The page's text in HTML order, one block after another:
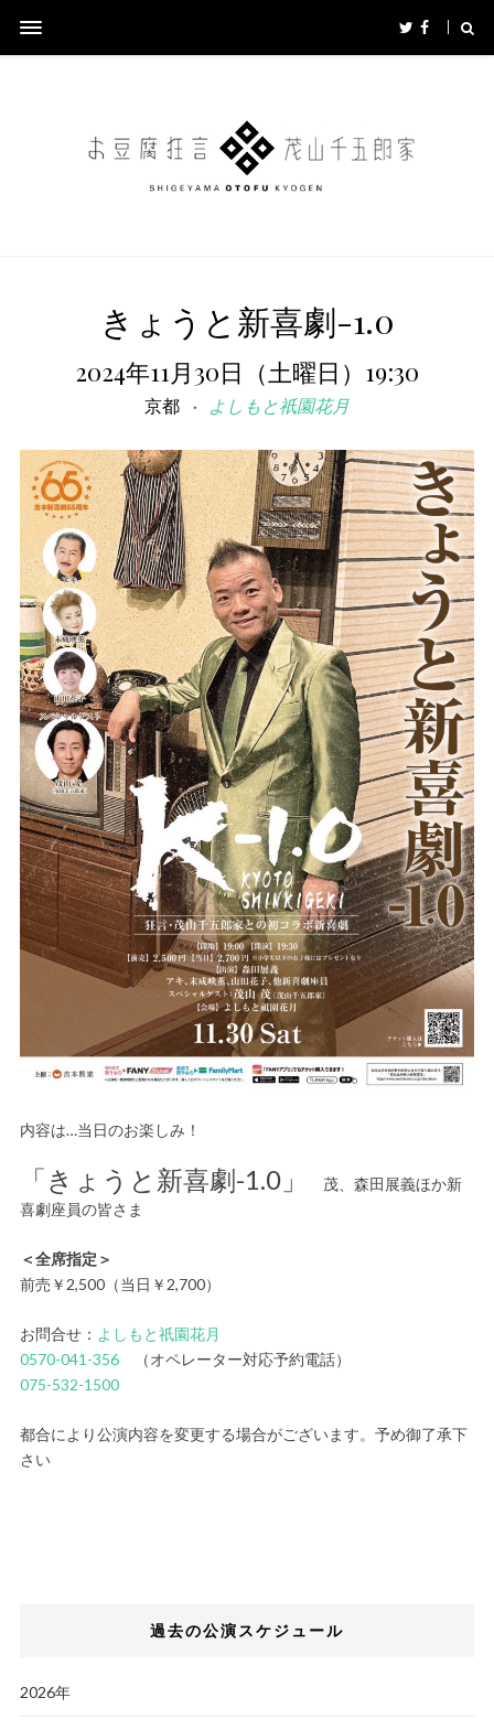
きょうと新喜劇-1.0
2024年11月30日（土曜日）19:30
京都 よしもと祇園花月
内容は…当日のお楽しみ！
「きょうと新喜劇-1.0」
茂、森田展義ほか新
喜劇座員の皆さま
＜全席指定＞
前売￥2,500（当日￥2,700）
お問合せ： よしもと祇園花月
0570-041-356（オペレーター対応予約電話）
075-532-1500
都合により公演内容を変更する場合がございます。予め御了承下
さい
過去の公演スケジュール
2026年